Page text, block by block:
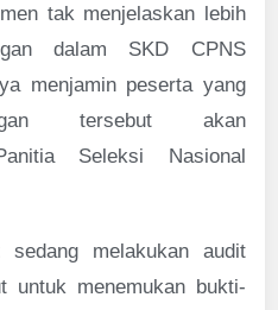
tak menjelaskan lebih
dalam SKD CPNS
menjamin peserta yang
tersebut akan
Seleksi Nasional
sedang melakukan audit
untuk menemukan bukti-